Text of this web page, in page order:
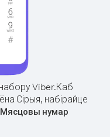
Viber.Каб
Сірыя, набірайце
Мясцовы нумар